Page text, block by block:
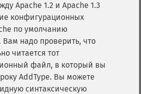
Apache 1.2 и Apache 1.3
конфигурационных
по умолчанию
Вам надо проверить, что
читается тот
файл, в который вы
AddType. Вы можете
синтаксическую